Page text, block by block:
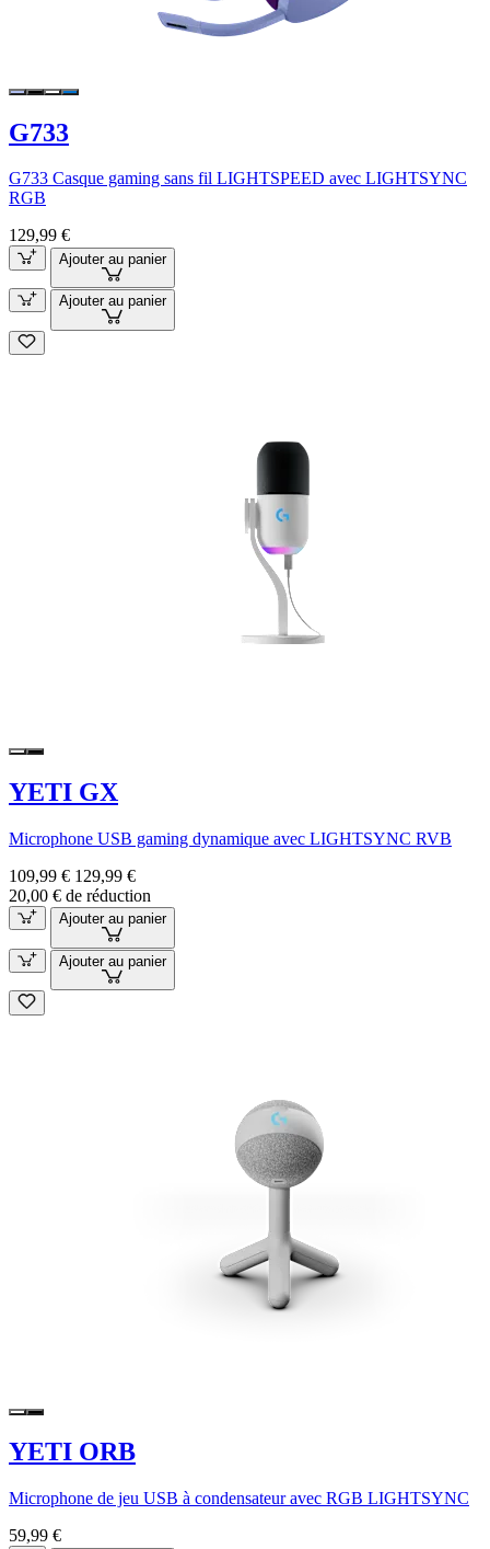
G733
G733 Casque gaming sans fil LIGHTSPEED avec LIGHTSYNC
RGB
129,99 €
Ajouter au panier
Ajouter au panier
YETI GX
Microphone USB gaming dynamique avec LIGHTSYNC RVB
109,99 € 129,99 €
20,00 € de réduction
Ajouter au panier
Ajouter au panier
YETI ORB
Microphone de jeu USB à condensateur avec RGB LIGHTSYNC
59,99 €